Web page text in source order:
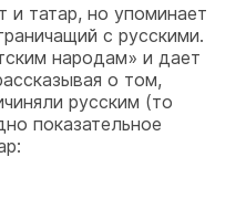
и татар, но упоминает
с русскими.
народам» и дает
о том,
русским (то
показательное